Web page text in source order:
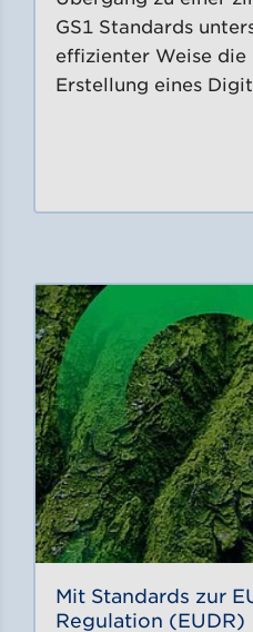
GS1 Standards
effizienter Weise die
Erstellung eines
Mit Standards zur
Regulation (EUDR)